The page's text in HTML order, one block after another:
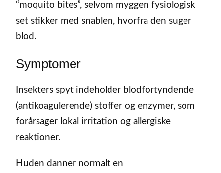
“moquito bites”, selvom myggen fysiologisk
set stikker med snablen, hvorfra den suger
blod.
Symptomer
Insekters spyt indeholder blodfortyndende
(antikoagulerende) stoffer og enzymer, som
forårsager lokal irritation og allergiske
reaktioner.
Huden danner normalt en